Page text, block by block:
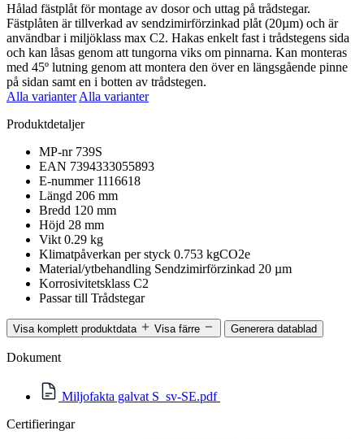
Hålad fästplåt för montage av dosor och uttag på trådstegar.
Fästplåten är tillverkad av sendzimirförzinkad plåt (20µm) och är
användbar i miljöklass max C2. Hakas enkelt fast i trådstegens sida
och kan låsas genom att tungorna viks om pinnarna. Kan monteras
med 45º lutning genom att montera den över en längsgående pinne
på sidan samt en i botten av trådstegen.
Alla varianter Alla varianter
Produktdetaljer
MP-nr 739S
EAN 7394333055893
E-nummer 1116618
Längd 206 mm
Bredd 120 mm
Höjd 28 mm
Vikt 0.29 kg
Klimatpåverkan per styck 0.753 kgCO2e
Material/ytbehandling Sendzimirförzinkad 20 µm
Korrosivitetsklass C2
Passar till Trådstegar
Visa komplett produktdata Visa färre Generera datablad
Dokument
Miljofakta galvat S_sv-SE.pdf
Certifieringar